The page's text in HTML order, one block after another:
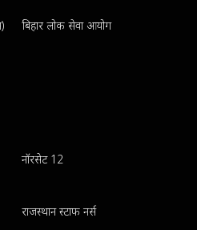
बिहार लोक सेवा आयोग
नॉरसेट 12
राजस्थान स्टाफ नर्स